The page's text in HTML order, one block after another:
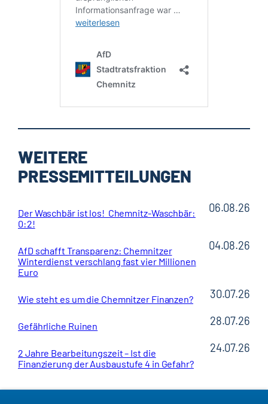
WEITERE
PRESSEMITTEILUNGEN
Der Waschbär ist los! Chemnitz-Waschbär:
0:2!
06.08.26
AfD schafft Transparenz: Chemnitzer
Winterdienst verschlang fast vier Millionen
Euro
04.08.26
Wie steht es um die Chemnitzer Finanzen? 30.07.26
Gefährliche Ruinen 28.07.26
2 Jahre Bearbeitungszeit – Ist die
Finanzierung der Ausbaustufe 4 in Gefahr?
24.07.26